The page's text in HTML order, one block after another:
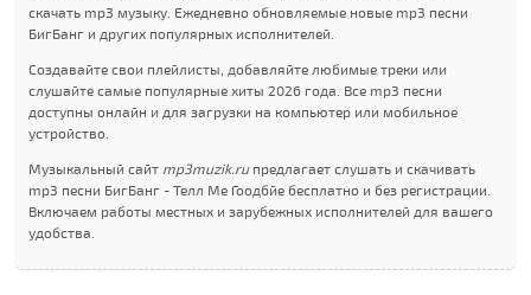
скачать mp3 музыку. Ежедневно обновляемые новые mp3 песни
БигБанг и других популярных исполнителей.
Создавайте свои плейлисты, добавляйте любимые треки или
слушайте самые популярные хиты 2026 года. Все mp3 песни
доступны онлайн и для загрузки на компьютер или мобильное
устройство.
Музыкальный сайт mp3muzik.ruпредлагает слушать и скачивать
mp3 песни БигБанг - Телл Ме Гоодбйе бесплатно и без регистрации.
Включаем работы местных и зарубежных исполнителей для вашего
удобства.